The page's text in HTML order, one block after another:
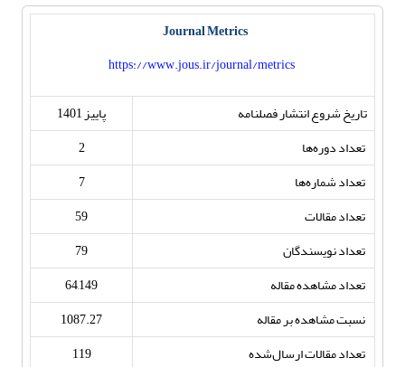
Journal Metrics
https://www.jous.ir/journal/metrics
تاریخ شروع انتشار فصلنامه
پاییز 1401
تعداد دوره‌ها
2
تعداد شماره‌ها
7
تعداد مقالات
59
تعداد نویسندگان
79
تعداد مشاهده مقاله
64,149
نسبت مشاهده بر مقاله
1087.27
تعداد مقالات ارسال‌شده
119